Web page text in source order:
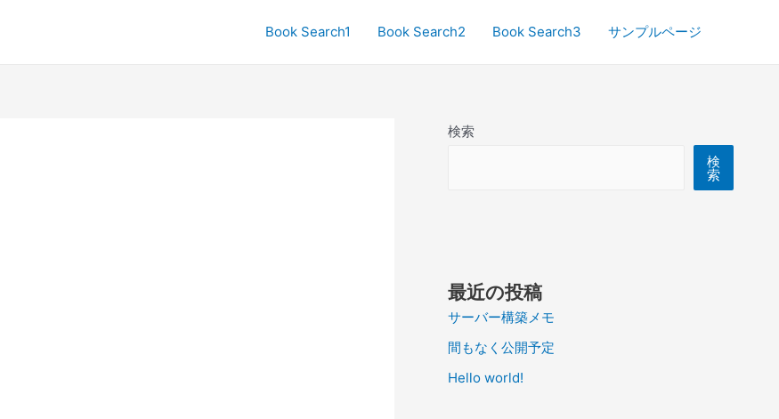
Book Search1 Book Search2 Book Search3 サンプルページ
検索
検
索
最近の投稿
サーバー構築メモ
間もなく公開予定
Hello world!